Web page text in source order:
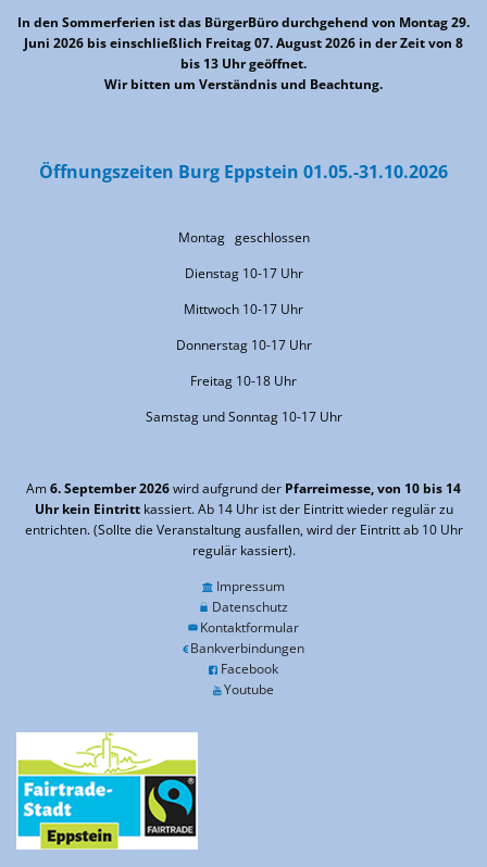
In den Sommerferien ist das BürgerBüro durchgehend von Montag 29.
Juni 2026 bis einschließlich Freitag 07. August 2026 in der Zeit von 8
bis 13 Uhr geöffnet.
Wir bitten um Verständnis und Beachtung.
Öffnungszeiten Burg Eppstein 01.05.-31.10.2026
Montag geschlossen
Dienstag 10-17 Uhr
Mittwoch 10-17 Uhr
Donnerstag 10-17 Uhr
Freitag 10-18 Uhr
Samstag und Sonntag 10-17 Uhr
Am6. September 2026wird aufgrund der Pfarreimesse, von 10 bis 14
Uhr kein Eintrittkassiert. Ab 14 Uhr ist der Eintritt wieder regulär zu
entrichten. (Sollte die Veranstaltung ausfallen, wird der Eintritt ab 10 Uhr
regulär kassiert).
Impressum
Datenschutz
Kontaktformular
Bankverbindungen
Facebook
Youtube